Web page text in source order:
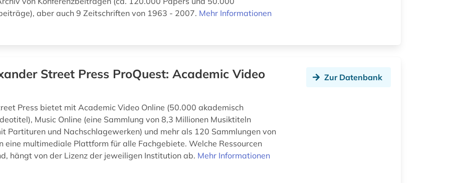
aber auch 9 Zeitschriften von 1963 - 2007. Mehr Informationen
Street Press ProQuest: Academic Video
Press bietet mit Academic Video Online (50.000 akademisch
Music Online (eine Sammlung von 8,3 Millionen Musiktiteln
Partituren und Nachschlagewerken) und mehr als 120 Sammlungen von
eine multimediale Plattform für alle Fachgebiete. Welche Ressourcen
hängt von der Lizenz der jeweiligen Institution ab. Mehr Informationen
Zur Datenbank